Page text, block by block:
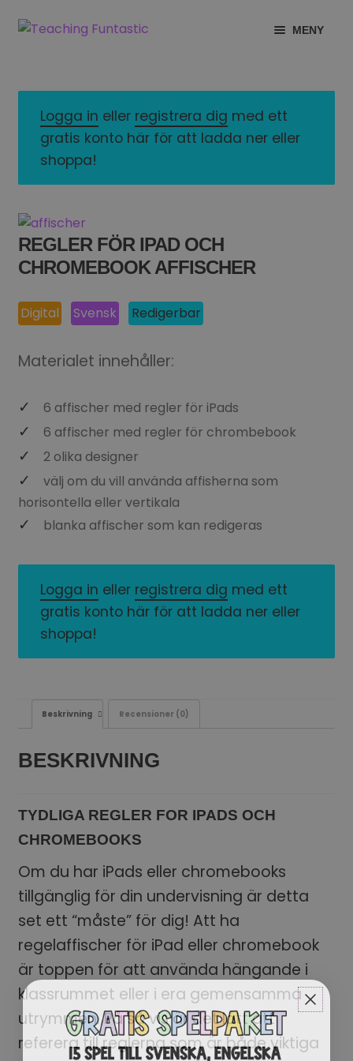
Hoppa
Gå
MENY
UNDERMENY
GRATISMATERIAL
BUTIK
LICENSER
UNDERMENY
TYPSNITT
TIPSHÖRNAN
Logga in eller registrera dig med ett
gratis konto här för att ladda ner eller
shoppa!
REGLER FÖR IPAD OCH
CHROMEBOOK AFFISCHER
Digital Svensk Redigerbar
Materialet innehåller:
6 affischer med regler för iPads
6 affischer med regler för chrombebook
2 olika designer
välj om du vill använda affisherna som
horisontella eller vertikala
blanka affischer som kan redigeras
Logga in eller registrera dig med ett
gratis konto här för att ladda ner eller
shoppa!
Beskrivning Recensioner (0)
BESKRIVNING
TYDLIGA REGLER FOR IPADS OCH
CHROMEBOOKS
Om du har iPads eller chromebooks
tillgänglig för din undervisning är detta
set ett “måste” för dig! Att ha
regelaffischer för iPad eller chromebook
är toppen för att använda hängande i
klassrummet eller i era gemensamma
utrymmen. På så vis är det lätt att
referera till reglerna som är både viktiga